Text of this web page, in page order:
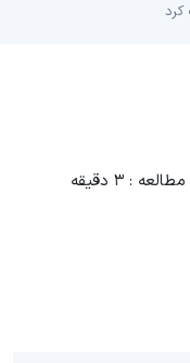
کرد
: ۳ دقیقه